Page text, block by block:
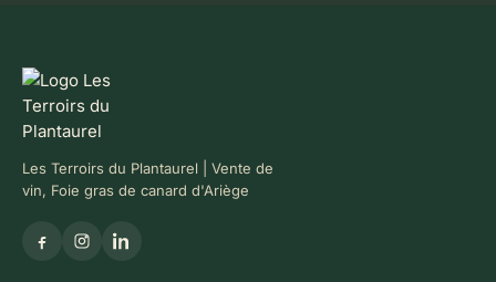
Les Terroirs du Plantaurel | Vente de
vin, Foie gras de canard d'Ariège